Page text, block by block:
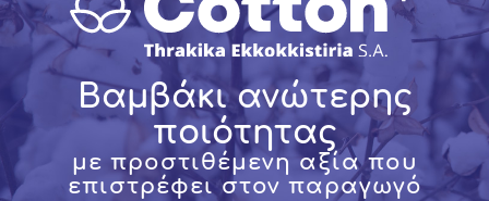
Βαμβάκι ανώτερης
ποιότητας
με προστιθέμενη αξία που
επιστρέφει στον παραγωγό